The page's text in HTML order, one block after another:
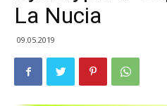
La Nucia
09.05.2019